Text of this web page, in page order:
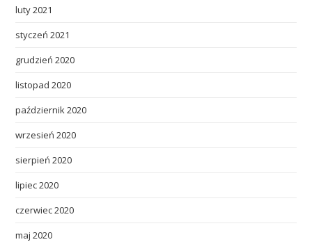
luty 2021
styczeń 2021
grudzień 2020
listopad 2020
październik 2020
wrzesień 2020
sierpień 2020
lipiec 2020
czerwiec 2020
maj 2020